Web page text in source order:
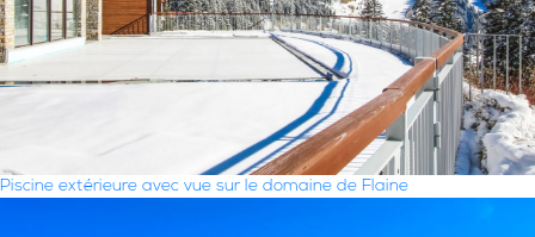
Piscine extérieure avec vue sur le domaine de Flaine